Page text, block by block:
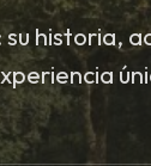
historia,